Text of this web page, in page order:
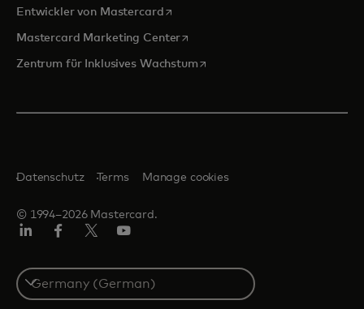
Entwickler von Mastercardwird in einer neuen Registerkarte
Mastercard Marketing Centerwird in einer neuen
Zentrum für Inklusives Wachstumwird in einer neuen
© 1994–2026 Mastercard.
Datenschutz Terms Manage cookies
Select
a
country